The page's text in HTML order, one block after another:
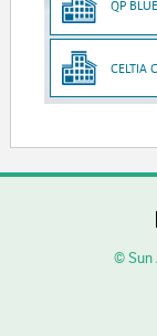
QP
CELTIA
© Sun